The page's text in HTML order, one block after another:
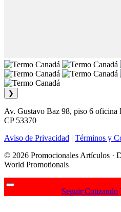
❯
Av. Gustavo Baz 98, piso 6
CP 53370
Aviso de Privacidad | Términos y
© 2026 Promocionales Artículos ·
World Promotionals
Seguir Cotizando